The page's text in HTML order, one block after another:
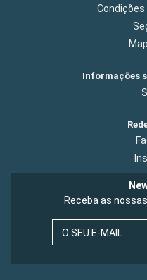
Condições
Informações
Receba as
O SEU E-MAIL